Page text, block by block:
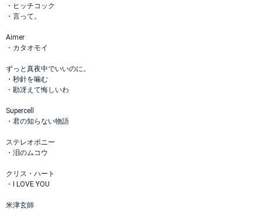
・ヒッチコック
・言って。
Aimer
・カタオモイ
ずっと真夜中でいいのに。
・秒針を噛む
・勘冴えて悔しいわ
Supercell
・君の知らない物語
ステレオポニー
・泪のムコウ
クリス・ハート
・I LOVE YOU
米津玄師